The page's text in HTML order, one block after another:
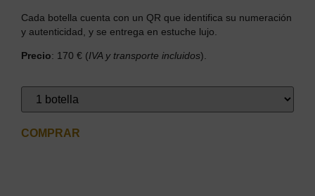
Cada botella cuenta con un QR que identifica su numeración
y autenticidad, y se entrega en estuche lujo.
Precio: 170 € (IVA y transporte incluidos).
COMPRAR